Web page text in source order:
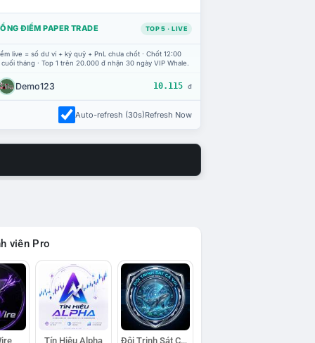
ĐIỂM PAPER TRADE TOP 5 · LIVE
live = số dư ví + ký quỹ + PnL chưa chốt · Chốt 12:00
tháng · Top 1 trên 20.000 đ nhận 30 ngày VIP Whale.
Demo123 10.115 đ
Auto-refresh (30s)Refresh Now
viên Pro
Tín Hiệu Alpha Đội Trinh Sát Cá Voi